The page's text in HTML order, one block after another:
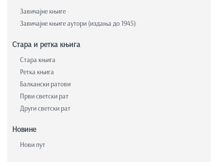
Завичајне књиге
Завичајне књиге аутори (издања до 1945)
Стара и ретка књига
Стара књига
Ретка књига
Балкански ратови
Први светски рат
Други светски рат
Новине
Нови пут